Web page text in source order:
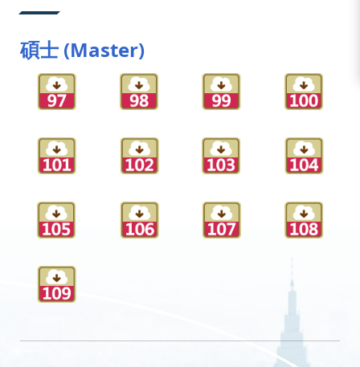
碩士 (Master)